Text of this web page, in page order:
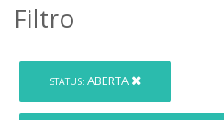
Filtro
STATUS: ABERTA